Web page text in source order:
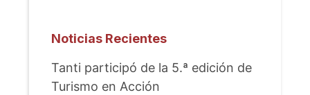
Noticias Recientes
Tanti participó de la 5.ª edición de
Turismo en Acción